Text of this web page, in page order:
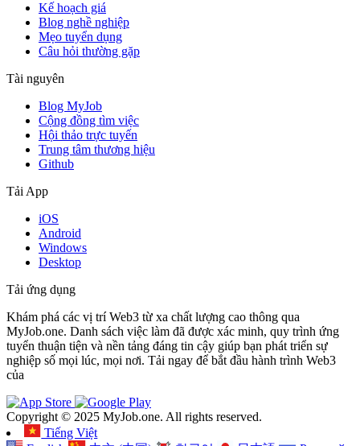
Kế hoạch giá
Blog nghề nghiệp
Mẹo tuyển dụng
Câu hỏi thường gặp
Tài nguyên
Blog MyJob
Cộng đồng tìm việc
Hội thảo trực tuyến
Trung tâm thương hiệu
Github
Tải App
iOS
Android
Windows
Desktop
Tải ứng dụng
Khám phá các vị trí Web3 từ xa chất lượng cao thông qua
MyJob.one. Danh sách việc làm đã được xác minh, quy trình ứng
tuyển thuận tiện và nền tảng đáng tin cậy giúp bạn phát triển sự
nghiệp số mọi lúc, mọi nơi. Tải ngay để bắt đầu hành trình Web3
của
Copyright © 2025 MyJob.one. All rights reserved.
Tiếng Việt